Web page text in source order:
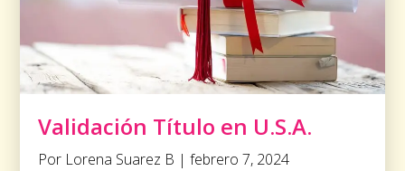
Validación Título en U.S.A.
Por Lorena Suarez B | febrero 7, 2024